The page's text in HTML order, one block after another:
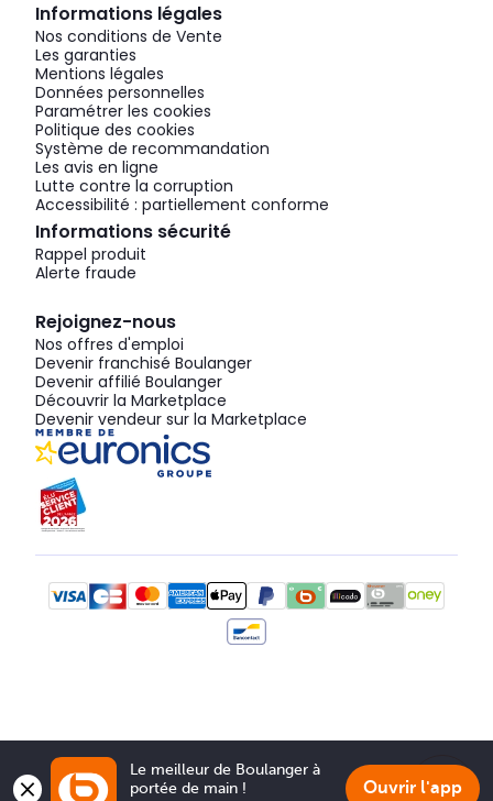
Informations légales
Nos conditions de Vente
Les garanties
Mentions légales
Données personnelles
Paramétrer les cookies
Politique des cookies
Système de recommandation
Les avis en ligne
Lutte contre la corruption
Accessibilité : partiellement conforme
Informations sécurité
Rappel produit
Alerte fraude
Rejoignez-nous
Nos offres d'emploi
Devenir franchisé Boulanger
Devenir affilié Boulanger
Découvrir la Marketplace
Devenir vendeur sur la Marketplace
Le meilleur de Boulanger à
portée de main !
Ouvrir l'app